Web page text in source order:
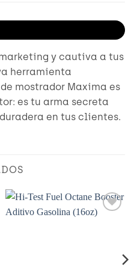
y cautiva a tus
herramienta
mostrador Maxima es
es tu arma secreta
en tus clientes.
Añadir